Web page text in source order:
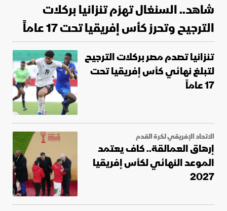
شاهد.. السنغال تهزم تنزانيا بركلات
الترجيح وتحرز كأس إفريقيا تحت 17 عاماً
تنزانيا تصدم مصر بركلات الترجيح
لتبلغ نهائي كأس إفريقيا تحت
17 عاماً
الاتحاد الإفريقي لكرة القدم
إرهاق العمالقة.. كاف يعتمد
الموعد النهائي لكأس إفريقيا
2027